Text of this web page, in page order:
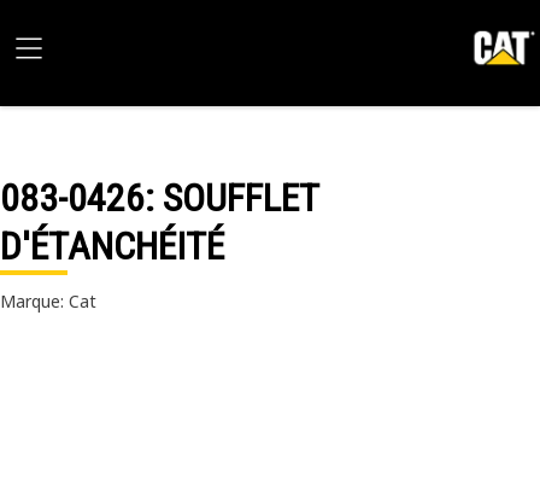
083-0426: SOUFFLET
D'ÉTANCHÉITÉ
Marque: Cat